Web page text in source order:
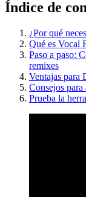
Índice de
¿Por qué
Qué es Vocal
Paso a paso:
remixes
Ventajas para
Consejos
Prueba la